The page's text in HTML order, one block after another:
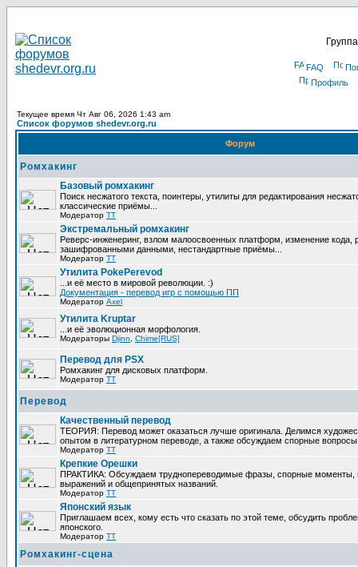
FAQ
Профиль
Текущее время Чт Авг 06, 2026 1:43 am
Список форумов shedevr.org.ru
Форум
Ромхакинг
Базовый ромхакинг
Поиск несжатого текста, поинтеры, утилиты для редактирования
классические приёмы...
Модератор TT
Экстремальный ромхакинг
Реверс-инженеринг, взлом малоосвоенных платформ, изменение кода,
зашифрованными данными, нестандартные приёмы...
Модератор TT
Утилита PokePerevod
...и её место в мировой революции. :)
Документация - перевод игр с помощью ПП
Модератор Axel
Утилита Kruptar
...и её эволюционная морфология.
Модераторы Djinn Chime[RUS]
Перевод для PSX
Ромхакинг для дисковых платформ.
Модератор TT
Перевод
Качественный перевод
ТЕОРИЯ: Перевод может оказаться лучше оригинала. Делимся
опытом в литературном переводе, а также обсуждаем спорные вопросы
Модератор TT
Крепкие Орешки
ПРАКТИКА: Обсуждаем труднопереводимые фразы, спорные моменты,
выражений и общепринятых названий.
Модератор TT
Японский язык
Приглашаем всех, кому есть что сказать по этой теме, обсудить
японского.
Модератор TT
Ромхакинг-сцена